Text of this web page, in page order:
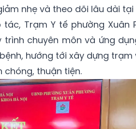
nhẹ và theo dõi lâu dài
Trạm Y tế phường Xuân
trình chuyên môn và ứng
hướng tới xây dựng
chóng, thuận tiện.